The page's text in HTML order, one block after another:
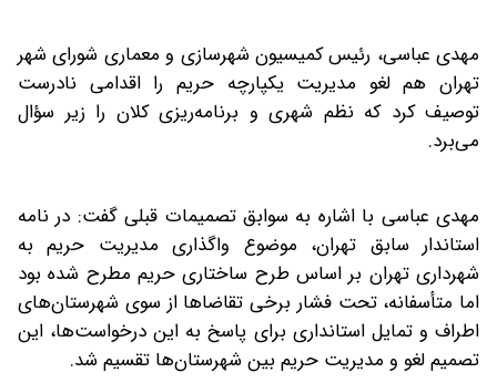
مهدی عباسی، رئیس کمیسیون شهرسازی و معماری شورای شهر
تهران هم لغو مدیریت یکپارچه حریم را اقدامی نادرست
توصیف کرد که نظم شهری و برنامه‌ریزی کلان را زیر سؤال
می‌برد.
مهدی عباسی با اشاره به سوابق تصمیمات قبلی گفت: در نامه
استاندار سابق تهران، موضوع واگذاری مدیریت حریم به
شهرداری تهران بر اساس طرح ساختاری حریم مطرح شده بود
اما متأسفانه، تحت فشار برخی تقاضاها از سوی شهرستان‌های
اطراف و تمایل استانداری برای پاسخ به این درخواست‌ها، این
تصمیم لغو و مدیریت حریم بین شهرستان‌ها تقسیم شد.